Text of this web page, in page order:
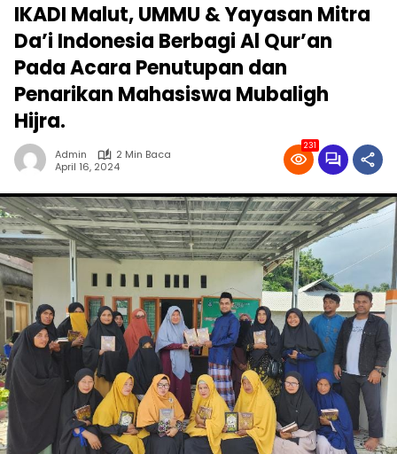
IKADI Malut, UMMU & Yayasan Mitra
Da’i Indonesia Berbagi Al Qur’an
Pada Acara Penutupan dan
Penarikan Mahasiswa Mubaligh
Hijra.
Admin
2 Min Baca
April 16, 2024
231